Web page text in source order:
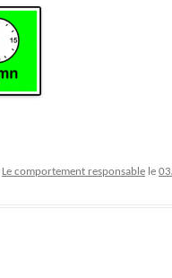
Le comportement responsable le